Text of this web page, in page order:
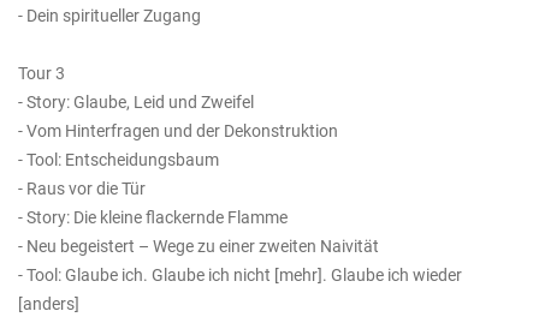
- Dein spiritueller Zugang
Tour 3
- Story: Glaube, Leid und Zweifel
- Vom Hinterfragen und der Dekonstruktion
- Tool: Entscheidungsbaum
- Raus vor die Tür
- Story: Die kleine flackernde Flamme
- Neu begeistert – Wege zu einer zweiten Naivität
- Tool: Glaube ich. Glaube ich nicht [mehr]. Glaube ich wieder
[anders]